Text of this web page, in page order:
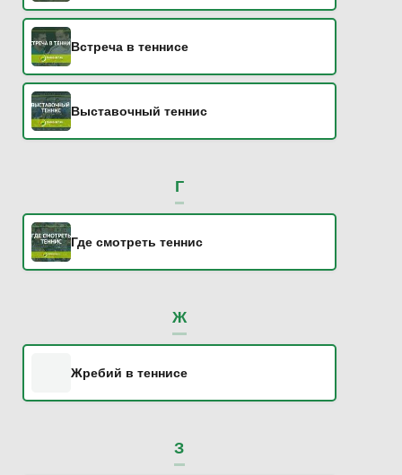
Встреча в теннисе
Выставочный теннис
Г
Где смотреть теннис
Ж
Жребий в теннисе
З